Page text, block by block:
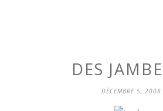
DES
DÉCEMBRE 5, 2008